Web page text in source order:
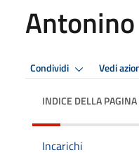
Condividi Vedi
INDICE DELLA PAGINA
Incarichi